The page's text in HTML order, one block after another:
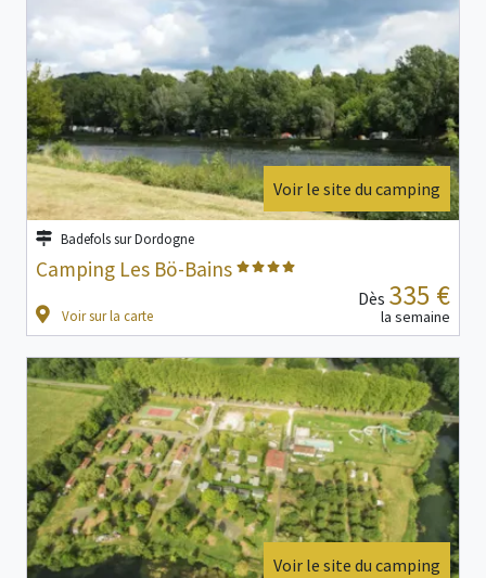
Voir le site du camping
Badefols sur Dordogne
Camping Les Bö-Bains
Voir sur la carte
Dès 335 €
la semaine
Voir le site du camping